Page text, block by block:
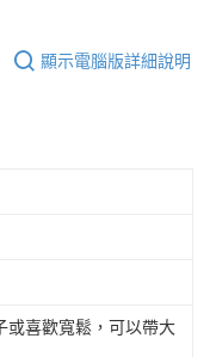
顯示電腦版詳細說明
或喜歡寬鬆，可以帶大